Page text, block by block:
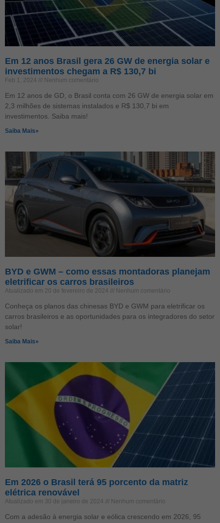
Em 12 anos Brasil gera 26 GW de energia solar e
investimentos chegam a R$ 130,7 bi
Feb 1, 2024 Nenhum comentário
Em 12 anos de GD, o Brasil conta com 26 GW de energia solar em
2,3 milhões de sistemas instalados e R$ 130,7 bi em
investimentos. Saiba mais!
Saiba Mais»
BYD e GWM – como essas montadoras planejam
eletrificar os carros brasileiros
Atualizado em 20 de fevereiro de 2024 Nenhum comentário
Conheça os planos das chinesas BYD e GWM para eletrificar os
carros brasileiros e as oportunidades para os integradores do setor
solar!
Saiba Mais»
Em 2026 o Brasil terá 95 porcento da matriz
elétrica renovável
Atualizado em 30 de janeiro de 2024 Nenhum comentário
Com a adesão à energia solar e eólica crescendo em 2026, 95